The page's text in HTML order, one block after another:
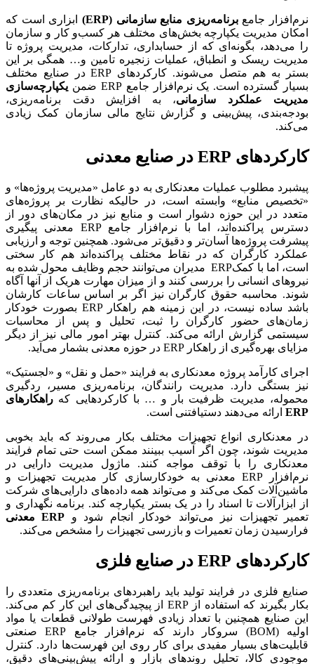
نرم‌افزار جامع برنامه‌ریزی منابع سازمانی (ERP)
ابزاری است که
امکان مدیریت یکپارچه بخش‌های مختلف هر کسب‌و کار و سازمان
را می‌دهد، بگونه‌ای که از حسابداری، تدارکات، مدیریت پروژه تا
مدیریت ریسک و انطباق، عملیات زنجیره تامین و… همگی بر این
بستر به هم متصل می‌شوند. کارکردهای ERP در صنایع مختلف
بسیار گسترده است. یک نرم‌افزار جامع ERP ضمن
یکپارچه‌سازی
مدیریت عملکرد سازمانی، به افزایش دقت برنامه‌ریزی،
بودجه‌بندی، پیش‌بینی و گزارش نتایج مالی سازمان کمک زیادی
می‌کند.
کارکردهای در صنایع معدنی
پیشبرد مطلوب عملیات معدنکاری به دو عامل «مدیریت پروژه‌ها» و
«تخصیص منابع» وابسته است، در حالیکه نظارت بر پروژه‌های
متعدد در این حوزه دشوار است و منابع نیز در مکان‌های دور از
دسترس پراکنده‌اند، اما با نرم‌افزار جامع ERP معدنی پیگیری
پیشرفت پروژه‌ها آسان‌تر و دقیق‌تر می‌شود. همچنین توجه و ارزیابی
عملکرد کارگران که در نقاط مختلف پراکنده‌اند هم کار سختی
است، اما با کمکERP مدیران می‌توانند حجم وظایف محول شده به
نیروهای انسانی را بررسی کنند و از میزان مهارت هریک از آنها آگاه
‌شوند. محاسبه حقوق کارگران نیز اگر بر اساس ساعات کارشان
باشد ساده نیست، در این زمینه هم راهکار ERP بصورت خودکار
زمان‌های حضور کارگران را ثبت، تحلیل و پس از محاسبات
سیستمی گزارش ارائه می‌کند. کنترل بهتر امور مالی نیز از دیگر
مزایای بهره‌گیری از راهکار ERP در حوزه معدنی بشمار می‌آید.
اجرای کارآمد پروژه معدنکاری به فرایند «حمل و نقل» و «لجستیک»
نیز بستگی دارد. مدیریت رانندگان، برنامه‌ریزی مسیر، ردگیری
محموله، مدیریت ظرفیت بار و … با کارکردهایی که راهکارهای
ERP ارائه می‌دهند دستیافتنی است.
در معدنکاری انواع تجهیزات مختلف بکار می‌روند که باید بخوبی
مدیریت شوند، چون اگر آسیب ببینند ممکن است حتی تمام فرایند
معدنکاری را با توقف مواجه کنند. ماژول مدیریت دارایی در
نرم‌افزار ERP معدنی به خودکارسازی کار مدیریت تجهیزات و
ماشین‌آلات کمک می‌‌کند و می‌تواند همه داده‌های دارایی‌های شرکت
از ابزارآلات تا اسناد را در یک بستر یکپارچه کند. برنامه نگهداری و
تعمیر تجهیزات نیز می‌تواند خودکار انجام شود و ERPمعدنی
فرارسیدن زمان تعمیرات و بازرسی تجهیزات را مشخص می‌کند.
کارکردهای در صنایع فلزی
صنایع فلزی در فرایند تولید باید راهبردهای برنامه‌ریزی‌ متعددی را
بکار بگیرند که استفاده از ERP از پیچیدگی‌های این کار کم می‌کند.
این صنایع همچنین با تعداد زیادی فهرست طولانی قطعات یا مواد
اولیه (BOM) سروکار دارند که نرم‌افزار جامع ERP صنعتی
قابلیت‌های بسیار مفیدی برای کار روی این فهرست‌ها دارد. کنترل
موجودی کالا، تحلیل روندهای بازار و ارائه پیش‌بینی‌های دقیق،